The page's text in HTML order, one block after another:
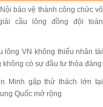
bảo vệ thành công chức vô
cầu lông đồng đội toàn
lông VN không thiếu nhân tài
không có sự đầu tư thỏa đáng
Minh gặp thử thách lớn tại
Quốc mở rộng